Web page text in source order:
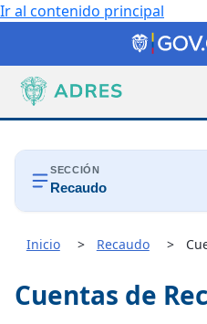
Ir al contenido principal
SECCIÓN
Recaudo
 Cuentas de Recaudo
 Formatos de recaudo
Inicio Recaudo
Cuentas de